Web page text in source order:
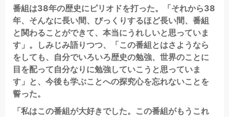
番組は38年の歴史にピリオドを打った。「それから38
年、そんなに長い間、びっくりするほど長い間、番組
と関わることができて、本当にうれしいと思っていま
す」。しみじみ語りつつ、「この番組とはさようなら
をしても、自分でいろいろ歴史の勉強、世界のことに
目を配って自分なりに勉強していこうと思っていま
す」と、今後も学ぶことへの探究心を忘れないことを
誓った。
「私はこの番組が大好きでした。この番組がもうこれ